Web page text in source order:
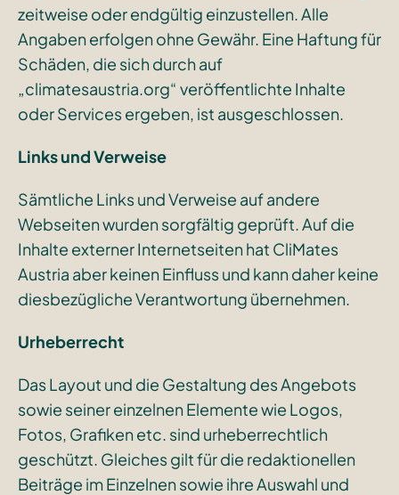
zeitweise oder endgültig einzustellen. Alle
Angaben erfolgen ohne Gewähr. Eine Haftung für
Schäden, die sich durch auf
„climatesaustria.org“ veröffentlichte Inhalte
oder Services ergeben, ist ausgeschlossen.
Links und Verweise
Sämtliche Links und Verweise auf andere
Webseiten wurden sorgfältig geprüft. Auf die
Inhalte externer Internetseiten hat CliMates
Austria aber keinen Einfluss und kann daher keine
diesbezügliche Verantwortung übernehmen.
Urheberrecht
Das Layout und die Gestaltung des Angebots
sowie seiner einzelnen Elemente wie Logos,
Fotos, Grafiken etc. sind urheberrechtlich
geschützt. Gleiches gilt für die redaktionellen
Beiträge im Einzelnen sowie ihre Auswahl und